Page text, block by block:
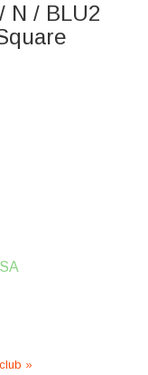
N / BLU2
»